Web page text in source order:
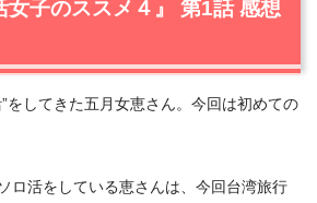
女子のススメ４』 第1話 感想
をしてきた五月女恵さん。今回は初めての
ロ活をしている恵さんは、今回台湾旅行